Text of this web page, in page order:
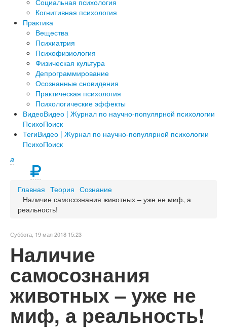
Когнитивная психология
Практика
Вещества
Психиатрия
Психофизиология
Физическая культура
Депрограммирование
Осознанные сновидения
Практическая психология
Психологические эффекты
ВидеоВидео | Журнал по научно-популярной психологии
ПсихоПоиск
ТегиВидео | Журнал по научно-популярной психологии
ПсихоПоиск
a
Главная Теория Сознание
Наличие самосознания животных – уже не миф, а
реальность!
Суббота, 19 мая 2018 15:23
Наличие
самосознания
животных – уже не
миф, а реальность!